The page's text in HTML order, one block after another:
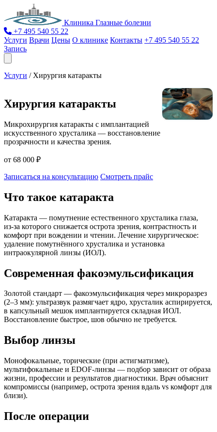
Клиника Глазные болезни
+7 495 540 55 22
Услуги Врачи Цены О клинике Контакты +7 495 540 55 22
Запись
Услуги / Хирургия катаракты
Хирургия катаракты
Микрохирургия катаракты с имплантацией
искусственного хрусталика — восстановление
прозрачности и качества зрения.
от 68 000 ₽
Записаться на консультацию Смотреть прайс
Что такое катаракта
Катаракта — помутнение естественного хрусталика глаза,
из‑за которого снижается острота зрения, контрастность и
комфорт при вождении и чтении. Лечение хирургическое:
удаление помутнённого хрусталика и установка
интраокулярной линзы (ИОЛ).
Современная факоэмульсификация
Золотой стандарт — факоэмульсификация через микроразрез
(2–3 мм): ультразвук размягчает ядро, хрусталик аспирируется,
в капсульный мешок имплантируется складная ИОЛ.
Восстановление быстрое, шов обычно не требуется.
Выбор линзы
Монофокальные, торические (при астигматизме),
мультифокальные и EDOF-линзы — подбор зависит от образа
жизни, профессии и результатов диагностики. Врач объяснит
компромиссы (например, острота зрения вдаль vs комфорт для
близи).
После операции